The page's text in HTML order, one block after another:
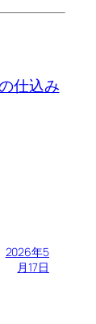
仕込み
2026年5
月17日